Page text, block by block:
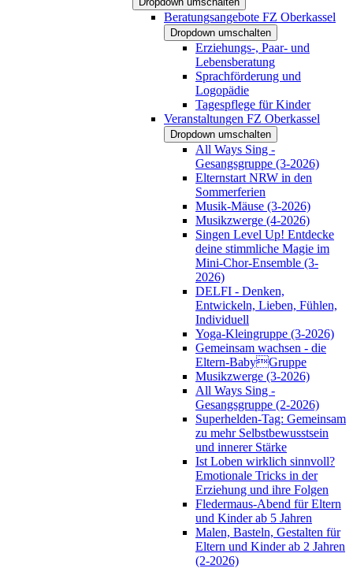
Beratungsangebote FZ Oberkassel
Dropdown umschalten
Erziehungs-, Paar- und
Lebensberatung
Sprachförderung und
Logopädie
Tagespflege für Kinder
Veranstaltungen FZ Oberkassel
Dropdown umschalten
All Ways Sing -
Gesangsgruppe (3-2026)
Elternstart NRW in den
Sommerferien
Musik-Mäuse (3-2026)
Musikzwerge (4-2026)
Singen Level Up! Entdecke
deine stimmliche Magie im
Mini-Chor-Ensemble (3-
2026)
DELFI - Denken,
Entwickeln, Lieben, Fühlen,
Individuell
Yoga-Kleingruppe (3-2026)
Gemeinsam wachsen - die
Eltern-BabyGruppe
Musikzwerge (3-2026)
All Ways Sing -
Gesangsgruppe (2-2026)
Superhelden-Tag: Gemeinsam
zu mehr Selbstbewusstsein
und innerer Stärke
Ist Loben wirklich sinnvoll?
Emotionale Tricks in der
Erziehung und ihre Folgen
Fledermaus-Abend für Eltern
und Kinder ab 5 Jahren
Malen, Basteln, Gestalten für
Eltern und Kinder ab 2 Jahren
(2-2026)